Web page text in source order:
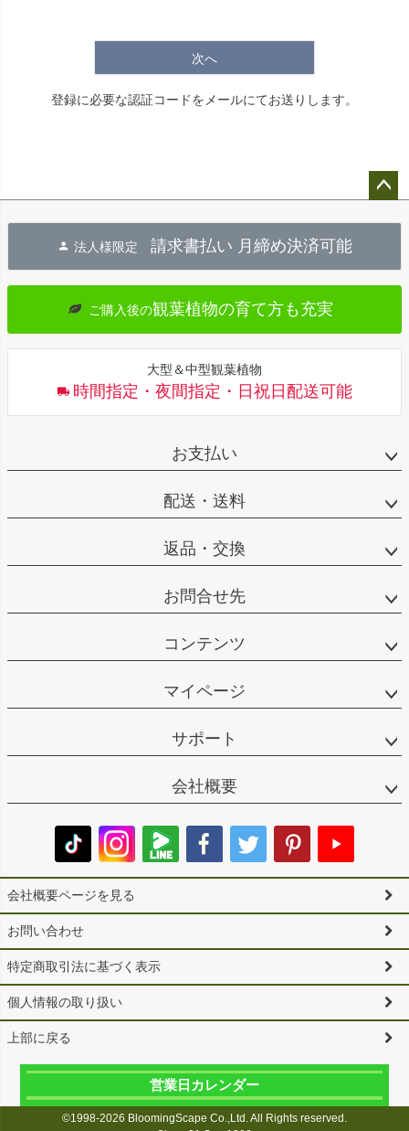
次へ
登録に必要な認証コードをメールにてお送りします。
へ
法人様限定 請求書払い 月締め決済可能
ご購入後の観葉植物の育て方も充実
大型＆中型観葉植物
時間指定・夜間指定・日祝日配送可能
お支払い
配送・送料
返品・交換
お問合せ先
コンテンツ
マイページ
サポート
会社概要
会社概要ページを見る
お問い合わせ
特定商取引法に基づく表示
個人情報の取り扱い
上部に戻る
営業日カレンダー
©1998-2026 BloomingScape Co.,Ltd. All Rights reserved.